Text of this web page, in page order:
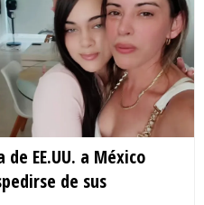
EE.UU. a México
de sus